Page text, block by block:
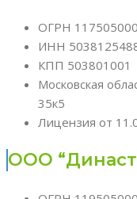
ОГРН
ИНН
КПП 503801001
Московская
35к5
Лицензия от
ООО